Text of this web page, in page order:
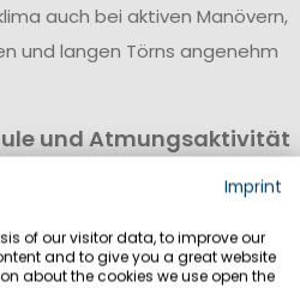
auch bei aktiven Manövern,
und langen Törns angenehm
und Atmungsaktivität
vereint hohe
Atmungsaktivität. Während die
und Gischt schützt, sorgt die
Imprint
of our visitor data, to improve our
and to give you a great website
about the cookies we use open the